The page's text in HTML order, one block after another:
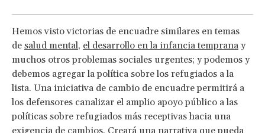
Hemos visto victorias de encuadre similares en temas
de salud mental, el desarrollo en la infancia temprana y
muchos otros problemas sociales urgentes; y podemos y
debemos agregar la política sobre los refugiados a la
lista. Una iniciativa de cambio de encuadre permitirá a
los defensores canalizar el amplio apoyo público a las
políticas sobre refugiados más receptivas hacia una
exigencia de cambios. Creará una narrativa que pueda